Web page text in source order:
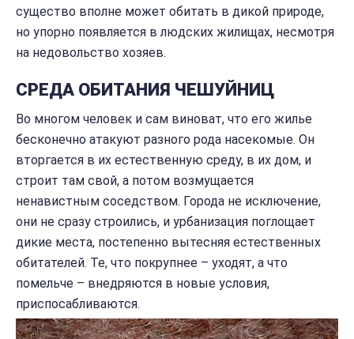
существо вполне может обитать в дикой природе,
но упорно появляется в людских жилищах, несмотря
на недовольство хозяев.
СРЕДА ОБИТАНИЯ ЧЕШУЙНИЦ
Во многом человек и сам виноват, что его жилье
бесконечно атакуют разного рода насекомые. Он
вторгается в их естественную среду, в их дом, и
строит там свой, а потом возмущается
ненавистным соседством. Города не исключение,
они не сразу строились, и урбанизация поглощает
дикие места, постепенно вытесняя естественных
обитателей. Те, что покрупнее – уходят, а что
помельче – внедряются в новые условия,
приспосабливаются.